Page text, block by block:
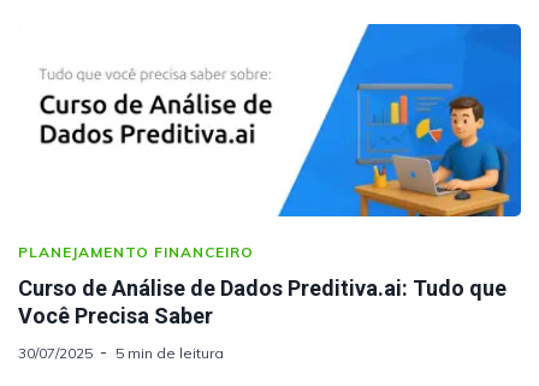
PLANEJAMENTO FINANCEIRO
Curso de Análise de Dados Preditiva.ai: Tudo que
Você Precisa Saber
30/07/2025 5 min de leitura